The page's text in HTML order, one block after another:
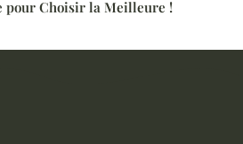
pour Choisir la Meilleure !